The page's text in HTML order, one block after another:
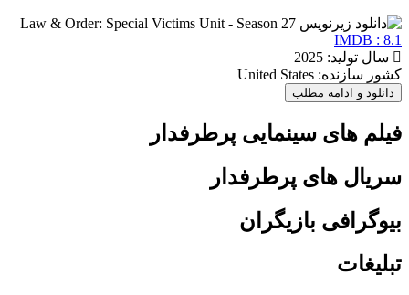
IMDB : 8.1
سال تولید: 2025
کشور سازنده: United States
دانلود و ادامه مطلب
فیلم های سینمایی پرطرفدار
سریال های پرطرفدار
بیوگرافی بازیگران
تبلیغات